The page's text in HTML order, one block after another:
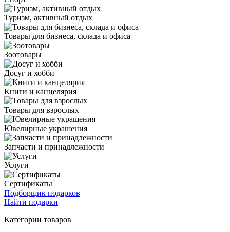
Туризм, активный отдых
Товары для бизнеса, склада и офиса
Зоотовары
Досуг и хобби
Книги и канцелярия
Товары для взрослых
Ювелирные украшения
Запчасти и принадлежности
Услуги
Сертификаты
Подборщик подарков
Найти подарки
Категории товаров